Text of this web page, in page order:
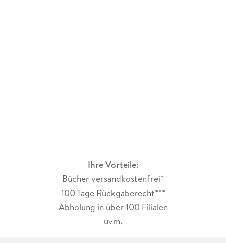
Ihre Vorteile:
Bücher versandkostenfrei*
100 Tage Rückgaberecht***
Abholung in über 100 Filialen
uvm.